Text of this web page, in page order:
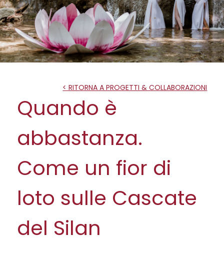
< RITORNA A PROGETTI & COLLABORAZIONI
Quando è
abbastanza.
Come un fior di
loto sulle Cascate
del Silan